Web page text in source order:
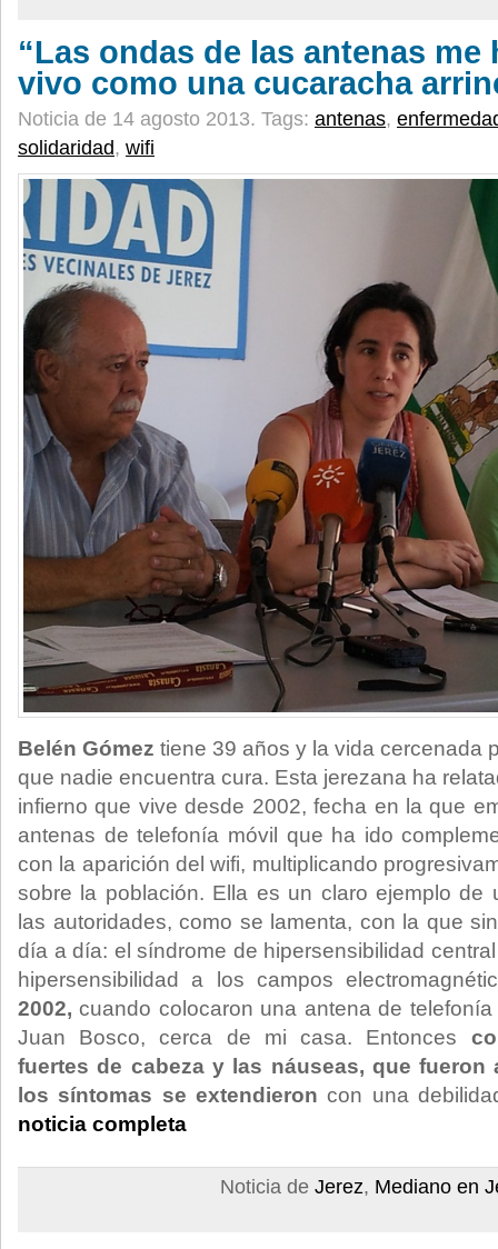
“Las ondas de las antenas
vivo como una cucaracha
Noticia de 14 agosto 2013. Tags: antenas,
solidaridad, wifi
Belén Gómez tiene 39 años y la vida cercenada
que nadie encuentra cura. Esta jerezana ha
infierno que vive desde 2002, fecha en la que
antenas de telefonía móvil que ha ido
con la aparición del wifi, multiplicando
sobre la población. Ella es un claro ejemplo de
las autoridades, como se lamenta, con la que
día a día: el síndrome de hipersensibilidad
hipersensibilidad a los campos
2002, cuando colocaron una antena de
Juan Bosco, cerca de mi casa. Entonces
fuertes de cabeza y las náuseas, que fueron
los síntomas se extendieron con una
noticia completa
Noticia de Jerez, Mediano en